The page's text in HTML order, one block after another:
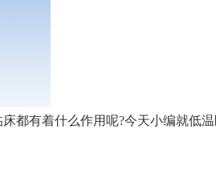
都有着什么作用呢?今天小编就低